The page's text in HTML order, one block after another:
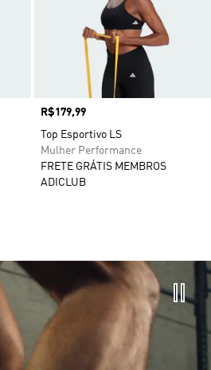
Preço
R$179,99
Top Esportivo LS
Mulher Performance
FRETE GRÁTIS MEMBROS
ADICLUB